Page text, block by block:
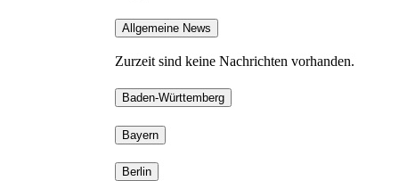
Allgemeine News
Zurzeit sind keine Nachrichten vorhanden.
Baden-Württemberg
Bayern
Berlin